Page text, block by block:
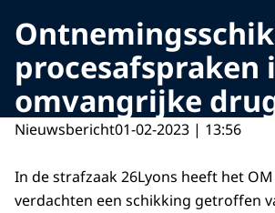
procesafspraken
omvangrijke
Nieuwsbericht01-02-2023 | 13:56
In de strafzaak 26Lyons heeft het
verdachten een schikking getroffen